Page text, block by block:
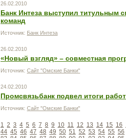
26.02.2010
Банк Интеза выступил титульным
команд
Источник: Банк Интеза
26.02.2010
«Новый взгляд» – совместная
Источник: Сайт "Омские Банки"
24.02.2010
Промсвязьбанк подвел итоги
Источник: Сайт "Омские Банки"
1 2 3 4 5 6 7 8 9 10 11 12 13 14 15 16
44 45 46 47 48 49 50 51 52 53 54 55 56